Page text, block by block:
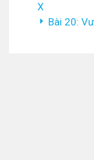
X
Bài 20: